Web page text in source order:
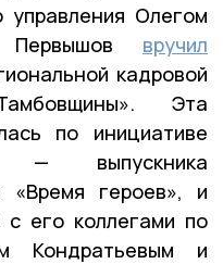
управления Олегом
Первышов вручил
кадровой
Эта
по инициативе
— выпускника
«Время героев», и
с его коллегами по
Кондратьевым и